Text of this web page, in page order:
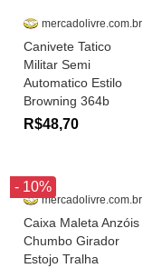
mercadolivre.com.br
Canivete Tatico
Militar Semi
Automatico Estilo
Browning 364b
R$48,70
- 10%
mercadolivre.com.br
Caixa Maleta Anzóis
Chumbo Girador
Estojo Tralha